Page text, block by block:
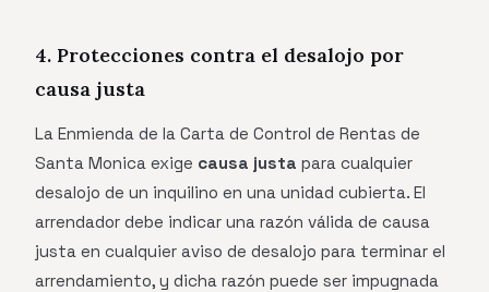
4. Protecciones contra el desalojo por
causa justa
La Enmienda de la Carta de Control de Rentas de
Santa Monica exige causa justa para cualquier
desalojo de un inquilino en una unidad cubierta. El
arrendador debe indicar una razón válida de causa
justa en cualquier aviso de desalojo para terminar el
arrendamiento, y dicha razón puede ser impugnada